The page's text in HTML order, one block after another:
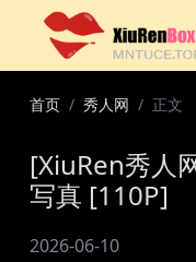
首页 秀人网 正文
[XiuRen秀人
写真 [110P]
2026-06-10